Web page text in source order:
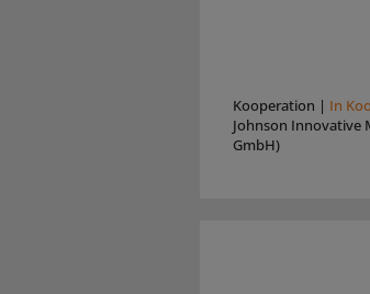
Kooperation | In
Johnson Innovative
GmbH)